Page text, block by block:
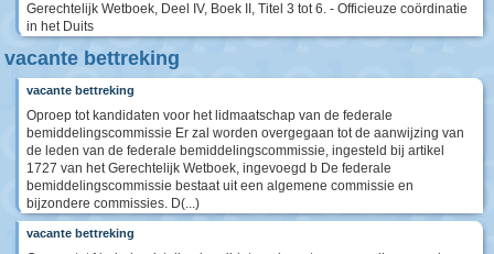
Gerechtelijk Wetboek, Deel IV, Boek II, Titel 3 tot 6. - Officieuze coördinatie
in het Duits
vacante bettreking
vacante bettreking
Oproep tot kandidaten voor het lidmaatschap van de federale
bemiddelingscommissie Er zal worden overgegaan tot de aanwijzing van
de leden van de federale bemiddelingscommissie, ingesteld bij artikel
1727 van het Gerechtelijk Wetboek, ingevoegd b De federale
bemiddelingscommissie bestaat uit een algemene commissie en
bijzondere commissies. D(...)
vacante bettreking